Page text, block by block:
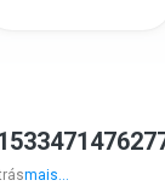
mais...